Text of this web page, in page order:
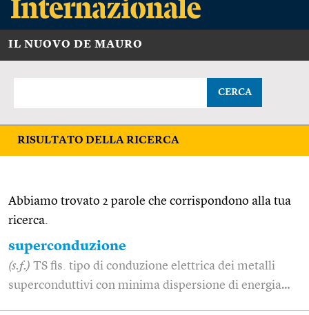
IL NUOVO DE MAURO
CERCA
RISULTATO DELLA RICERCA
Abbiamo trovato 2 parole che corrispondono alla tua
ricerca.
superconduzione
(s.f.) TS fis. tipo di conduzione elettrica dei metalli
superconduttivi con minima dispersione di energia…